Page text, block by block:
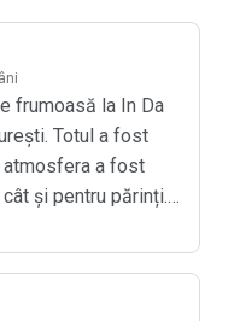
frumoasă la In Da
Totul a fost
atmosfera a fost
și pentru părinți.
bine amenajat,
amabil și atent pe